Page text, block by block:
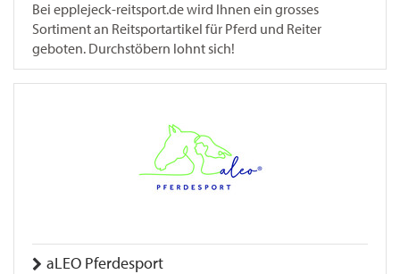
Bei epplejeck-reitsport.de wird Ihnen ein grosses
Sortiment an Reitsportartikel für Pferd und Reiter
geboten. Durchstöbern lohnt sich!
aLEO Pferdesport